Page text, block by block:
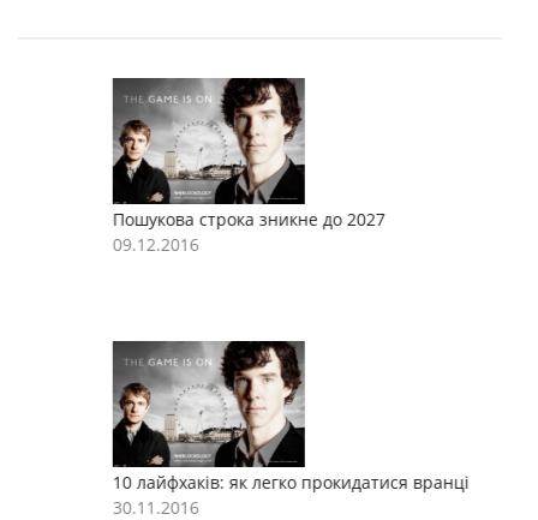
Пошукова строка зникне до 2027
09.12.2016
10 лайфхаків: як легко прокидатися вранці
30.11.2016